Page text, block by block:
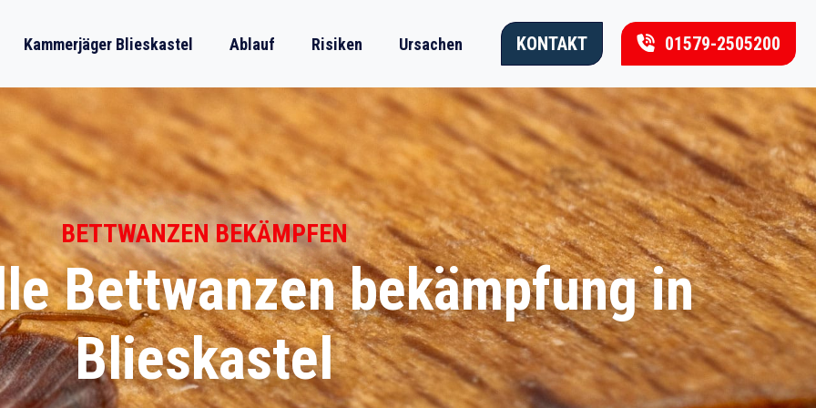
Kammerjäger Blieskastel Ablauf Risiken Ursachen KONTAKT 01579-2505200
BETTWANZEN BEKÄMPFEN
Bettwanzen bekämpfung in
Blieskastel